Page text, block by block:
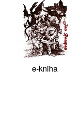
e-kniha